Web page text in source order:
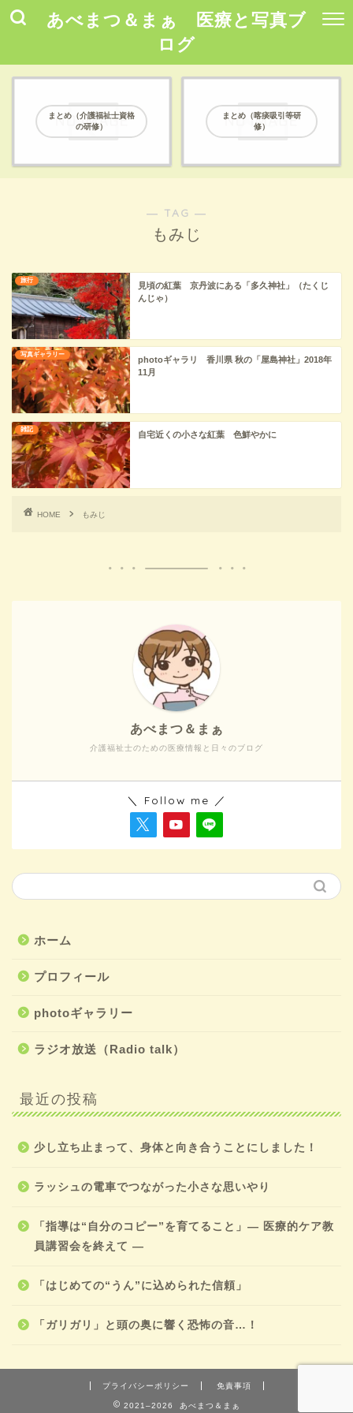
あべまつ＆まぁ 医療と写真ブ
ログ
まとめ（介護福祉士資格
の研修）
まとめ（喀痰吸引等研
修）
― TAG ―
もみじ
旅行
見頃の紅葉 京丹波にある「多久神社」（たくじ
んじゃ）
写真ギャラリー
photoギャラリ 香川県 秋の「屋島神社」2018年
11月
雑記
自宅近くの小さな紅葉 色鮮やかに
HOME もみじ
介護福祉士のための医療情報と日々のブログ
あべまつ＆まぁ
＼ Follow me ／
ホーム
プロフィール
photoギャラリー
ラジオ放送（Radio talk）
最近の投稿
少し立ち止まって、身体と向き合うことにしました！
ラッシュの電車でつながった小さな思いやり
「指導は“自分のコピー”を育てること」― 医療的ケア教
員講習会を終えて ―
「はじめての“うん”に込められた信頼」
「ガリガリ」と頭の奥に響く恐怖の音…！
プライバシーポリシー 免責事項
2021–2026 あべまつ＆まぁ